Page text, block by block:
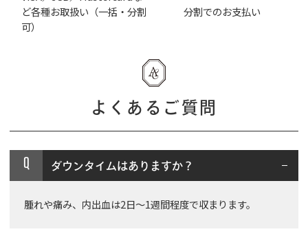
ど各種お取扱い（一括・分割
可）
分割でのお支払い
よくあるご質問
Q ダウンタイムはありますか？
腫れや痛み、内出血は2日～1週間程度で収まります。